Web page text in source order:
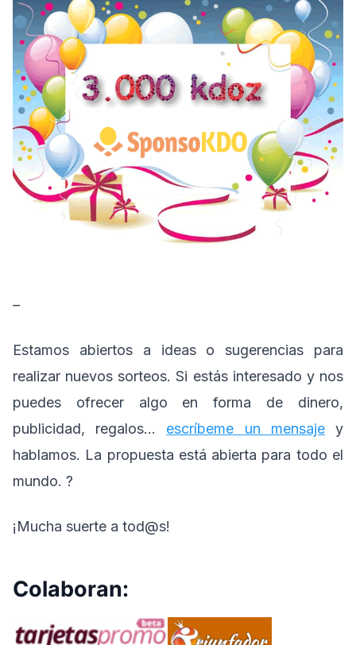
–
Estamos abiertos a ideas o sugerencias para
realizar nuevos sorteos. Si estás interesado y nos
puedes ofrecer algo en forma de dinero,
publicidad, regalos… escríbeme un mensajey
hablamos. La propuesta está abierta para todo el
mundo. ?
¡Mucha suerte a tod@s!
Colaboran: